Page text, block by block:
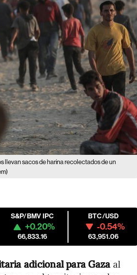
llevan sacos de harina recolectados de un
S&P/BMV IPC
+0.20%
66,833.16
BTC/USD
-0.54%
63,951.06
adicional para Gazaal